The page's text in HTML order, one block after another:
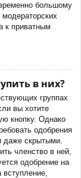
большому
к приватным
в них?
группах
вы хотите
кнопку. Однако
одобрения
даже скрытыми.
членство в ней,
одобрение на